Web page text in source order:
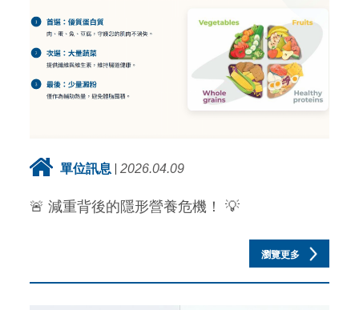
單位訊息 2026.04.09
🚨 減重背後的隱形營養危機！ 💡
瀏覽更多